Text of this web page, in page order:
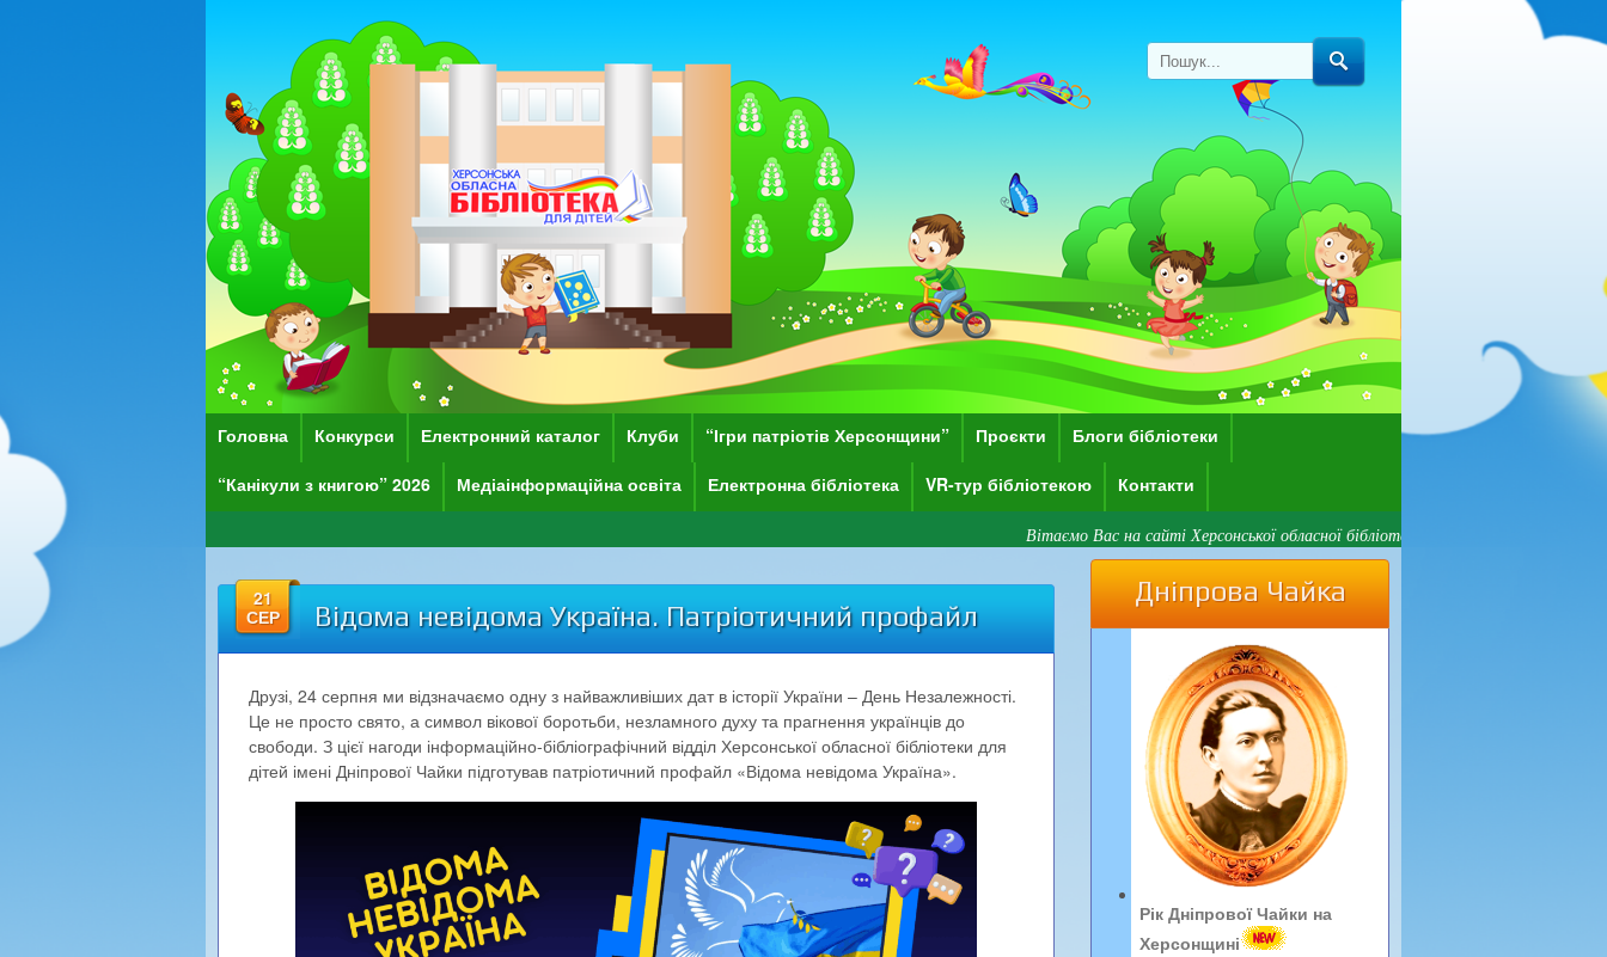
Головна Конкурси Електронний каталог Клуби “Ігри патріотів Херсонщини” Проєкти Блоги бібліотеки
“Канікули з книгою” 2026 Медіаінформаційна освіта Електронна бібліотека VR-тур бібліотекою Контакти
Вітаємо Вас на сайті Херсонської обласної бібліотеки для дітей імені Дніпрової Чайки!
21
СЕР
Відома невідома Україна. Патріотичний профайл
Друзі, 24 серпня ми відзначаємо одну з найважливіших дат в історії України – День Незалежності.
Це не просто свято, а символ вікової боротьби, незламного духу та прагнення українців до
свободи. З цієї нагоди інформаційно-бібліографічний відділ Херсонської обласної бібліотеки для
дітей імені Дніпрової Чайки підготував патріотичний профайл «Відома невідома Україна».
Дніпрова Чайка
Рік Дніпрової Чайки на
Херсонщині